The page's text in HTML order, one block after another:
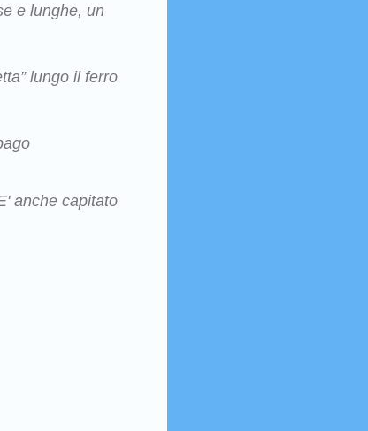
e lunghe, un
lungo il ferro
anche capitato